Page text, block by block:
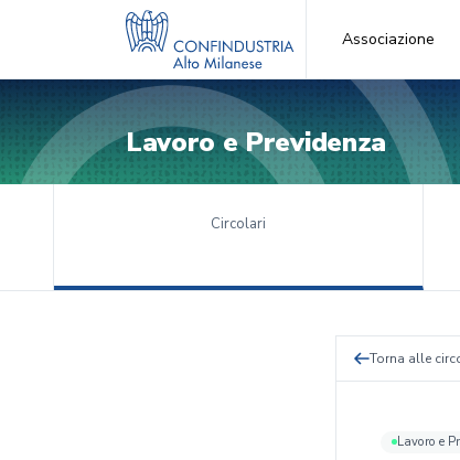
Associazione
Lavoro e Previdenza
Circolari
Torna alle
Lavoro e